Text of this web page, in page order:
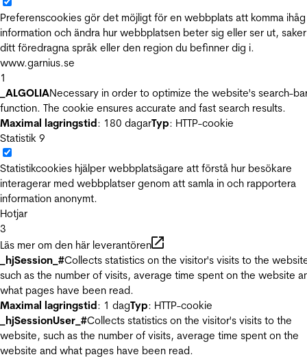
Preferenscookies gör det möjligt för en webbplats att komma ihåg
information och ändra hur webbplatsen beter sig eller ser ut,
ditt föredragna språk eller den region du befinner dig i.
www.garnius.se
1
_ALGOLIANecessary in order to optimize the website's search-
function. The cookie ensures accurate and fast search results.
Maximal lagringstid: 180 dagarTyp: HTTP-cookie
Statistik 9
Statistikcookies hjälper webbplatsägare att förstå hur besökare
interagerar med webbplatser genom att samla in och rapportera
information anonymt.
Hotjar
3
Läs mer om den här leverantören
_hjSession_#Collects statistics on the visitor's visits to the
such as the number of visits, average time spent on the website
what pages have been read.
Maximal lagringstid: 1 dagTyp: HTTP-cookie
_hjSessionUser_#Collects statistics on the visitor's visits to the
website, such as the number of visits, average time spent on the
website and what pages have been read.